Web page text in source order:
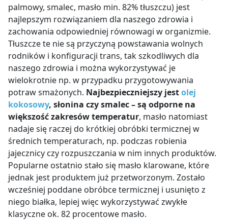
palmowy, smalec, masło min. 82% tłuszczu) jest
najlepszym rozwiązaniem dla naszego zdrowia i
zachowania odpowiedniej równowagi w organizmie.
Tłuszcze te nie są przyczyną powstawania wolnych
rodników i konfiguracji trans, tak szkodliwych dla
naszego zdrowia i można wykorzystywać je
wielokrotnie np. w przypadku przygotowywania
potraw smażonych. Najbezpieczniejszy jestolej
kokosowy, słonina czy smalec – są odporne na
większość zakresów temperatur, masło natomiast
nadaje się raczej do krótkiej obróbki termicznej w
średnich temperaturach, np. podczas robienia
jajecznicy czy rozpuszczania w nim innych produktów.
Popularne ostatnio stało się masło klarowane, które
jednak jest produktem już przetworzonym. Zostało
wcześniej poddane obróbce termicznej i usunięto z
niego białka, lepiej więc wykorzystywać zwykłe
klasyczne ok. 82 procentowe masło.